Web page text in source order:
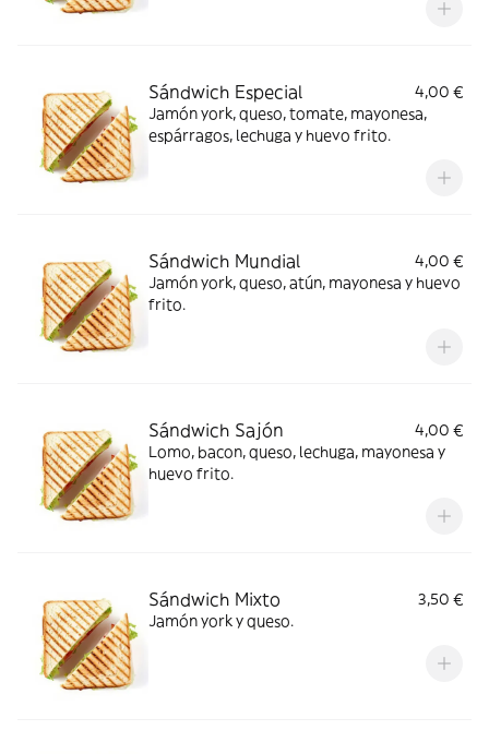
Sándwich Especial
4,00 €
Jamón york, queso, tomate, mayonesa,
espárragos, lechuga y huevo frito.
Sándwich Mundial
4,00 €
Jamón york, queso, atún, mayonesa y huevo
frito.
Sándwich Sajón
4,00 €
Lomo, bacon, queso, lechuga, mayonesa y
huevo frito.
Sándwich Mixto
3,50 €
Jamón york y queso.